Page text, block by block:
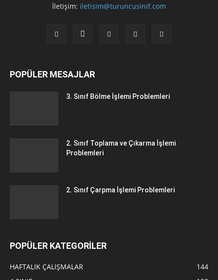
İletişim: iletisim@turuncusinif.com
POPÜLER MESAJLAR
3. Sınıf Bölme İşlemi Problemleri
2. Sınıf Toplama ve Çıkarma İşlemi
Problemleri
2. Sınıf Çarpma İşlemi Problemleri
POPÜLER KATEGORİLER
HAFTALIK ÇALIŞMALAR
144